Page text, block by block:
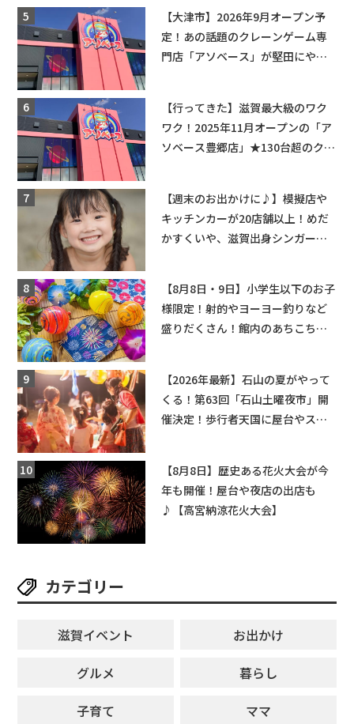
【大津市】2026年9月オープン予
定！あの話題のクレーンゲーム専
門店「アソベース」が堅田にやっ
【行ってきた】滋賀最大級のワク
ワク！2025年11月オープンの「ア
ソベース豊郷店」★130台超のクレ
【週末のお出かけに♪】模擬店や
キッチンカーが20店舗以上！めだ
かすくいや、滋賀出身シンガーソ
【8月8日・9日】小学生以下のお子
様限定！射的やヨーヨー釣りなど
盛りだくさん！館内のあちこちに
【2026年最新】石山の夏がやって
くる！第63回「石山土曜夜市」開
催決定！歩行者天国に屋台やステ
【8月8日】歴史ある花火大会が今
年も開催！屋台や夜店の出店も
♪【高宮納涼花火大会】
カテゴリー
滋賀イベント
お出かけ
グルメ
暮らし
子育て
ママ